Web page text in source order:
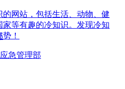
网站，包括生活、动物、健
等有趣的冷知识。发现冷知
！
急管理部